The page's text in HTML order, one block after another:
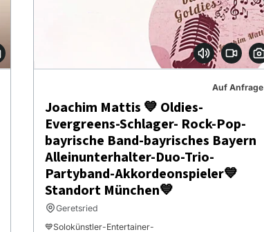
Auf Anfrage
Joachim Mattis 💙 Oldies-
Evergreens-Schlager- Rock-Pop-
bayrische Band-bayrisches Bayern
Alleinunterhalter-Duo-Trio-
Partyband-Akkordeonspieler💙
Standort München💙
Geretsried
💙Solokünstler-Entertainer-